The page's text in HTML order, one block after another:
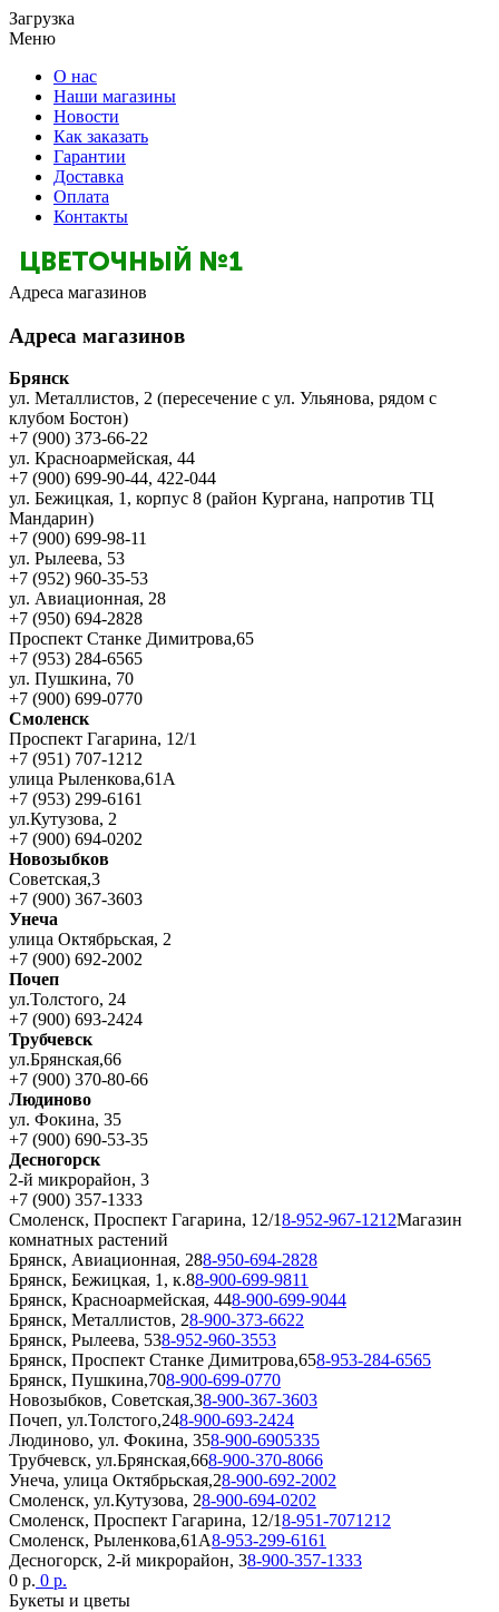
Загрузка
Меню
О нас
Наши магазины
Новости
Как заказать
Гарантии
Доставка
Оплата
Контакты
Адреса магазинов
Адреса магазинов
Брянск
ул. Металлистов, 2 (пересечение с ул. Ульянова, рядом с
клубом Бостон)
+7 (900) 373-66-22
ул. Красноармейская, 44
+7 (900) 699-90-44, 422-044
ул. Бежицкая, 1, корпус 8 (район Кургана, напротив ТЦ
Мандарин)
+7 (900) 699-98-11
ул. Рылеева, 53
+7 (952) 960-35-53
ул. Авиационная, 28
+7 (950) 694-2828
Проспект Станке Димитрова,65
+7 (953) 284-6565
ул. Пушкина, 70
+7 (900) 699-0770
Смоленск
Проспект Гагарина, 12/1
+7 (951) 707-1212
улица Рыленкова,61А
+7 (953) 299-6161
ул.Кутузова, 2
+7 (900) 694-0202
Новозыбков
Советская,3
+7 (900) 367-3603
Унеча
улица Октябрьская, 2
+7 (900) 692-2002
Почеп
ул.Толстого, 24
+7 (900) 693-2424
Трубчевск
ул.Брянская,66
+7 (900) 370-80-66
Людиново
ул. Фокина, 35
+7 (900) 690-53-35
Десногорск
2-й микрорайон, 3
+7 (900) 357-1333
Смоленск, Проспект Гагарина, 12/18-952-967-1212Магазин
комнатных растений
Брянск, Авиационная, 288-950-694-2828
Брянск, Бежицкая, 1, к.88-900-699-9811
Брянск, Красноармейская, 448-900-699-9044
Брянск, Металлистов, 28-900-373-6622
Брянск, Рылеева, 538-952-960-3553
Брянск, Проспект Станке Димитрова,658-953-284-6565
Брянск, Пушкина,708-900-699-0770
Новозыбков, Советская,38-900-367-3603
Почеп, ул.Толстого,248-900-693-2424
Людиново, ул. Фокина, 358-900-6905335
Трубчевск, ул.Брянская,668-900-370-8066
Унеча, улица Октябрьская,28-900-692-2002
Смоленск, ул.Кутузова, 28-900-694-0202
Смоленск, Проспект Гагарина, 12/18-951-7071212
Смоленск, Рыленкова,61А8-953-299-6161
Десногорск, 2-й микрорайон, 38-900-357-1333
0 р. 0 р.
Букеты и цветы